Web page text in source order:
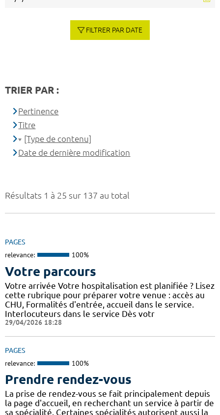
Résultats 1 à 25 sur 137 au total
PAGES
relevance: 100%
Votre parcours
Votre arrivée Votre hospitalisation est planifiée ? Lisez
cette rubrique pour préparer votre venue : accès au
CHU, Formalités d'entrée, accueil dans le service.
Interlocuteurs dans le service Dès votr
29/04/2026 18:28
PAGES
relevance: 100%
Prendre rendez-vous
La prise de rendez-vous se fait principalement depuis
la page d'accueil, en recherchant un service à partir de
sa spécialité. Certaines spécialités autorisent aussi la
FILTRER PAR DATE
TRIER PAR :
Pertinence
Titre
[Type de contenu]
Date de dernière modification